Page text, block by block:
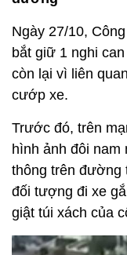
Ngày 27/10,
bắt giữ 1 nghi
còn lại vì liên
cướp xe.
Trước đó, trên
hình ảnh đôi
thông trên đường
đối tượng đi xe
giật túi xách của